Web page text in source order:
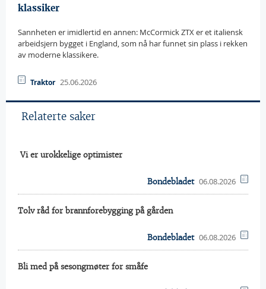
klassiker
Sannheten er imidlertid en annen: McCormick ZTX er et italiensk
arbeidsjern bygget i England, som nå har funnet sin plass i rekken
av moderne klassikere.
Traktor 25.06.2026
Relaterte saker
 Vi er urokkelige optimister
Bondebladet 06.08.2026
Tolv råd for brannforebygging på gården
Bondebladet 06.08.2026
Bli med på sesongmøter for småfe